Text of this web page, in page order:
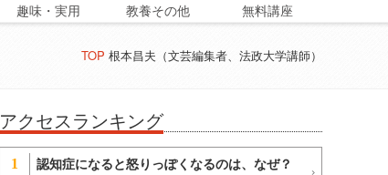
趣味・実用 教養その他 無料講座
TOP 根本昌夫（文芸編集者、法政大学講師）
アクセスランキング
1 認知症になると怒りっぽくなるのは、なぜ？